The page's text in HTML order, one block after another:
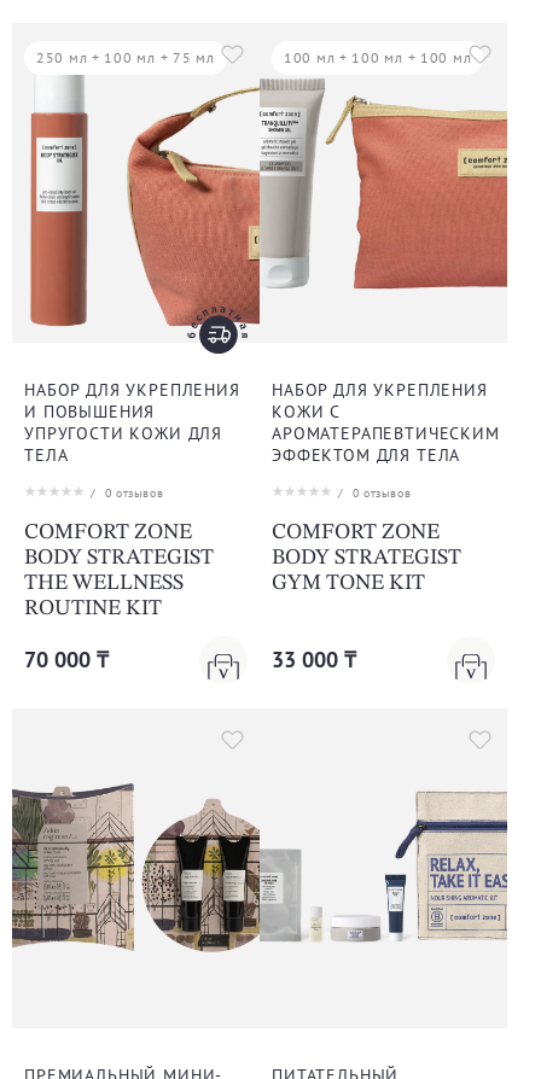
250 мл + 100 мл + 75 мл
НАБОР ДЛЯ УКРЕПЛЕНИЯ
И ПОВЫШЕНИЯ
УПРУГОСТИ КОЖИ ДЛЯ
ТЕЛА
/ 0 отзывов
COMFORT ZONE
BODY STRATEGIST
THE WELLNESS
ROUTINE KIT
70 000 ₸
100 мл + 100 мл + 100 мл
НАБОР ДЛЯ УКРЕПЛЕНИЯ
КОЖИ С
АРОМАТЕРАПЕВТИЧЕСКИМ
ЭФФЕКТОМ ДЛЯ ТЕЛА
/ 0 отзывов
COMFORT ZONE
BODY STRATEGIST
GYM TONE KIT
33 000 ₸